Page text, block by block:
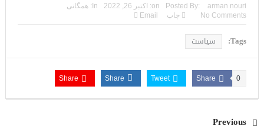
Posted By: arman nouri
on: اکتبر 26, 2022 In: همگانی
No Comments
چاپ Email
Tags: سیاست
Share 0
Tweet
Share
Share
Previous